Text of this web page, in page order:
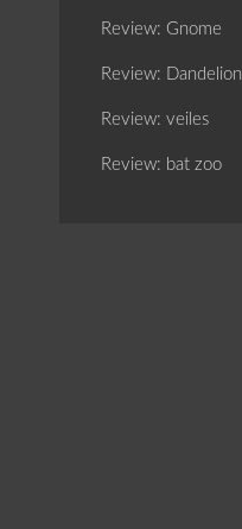
Review: Gnome
Review: Dandelion
Review: veiles
Review: bat zoo